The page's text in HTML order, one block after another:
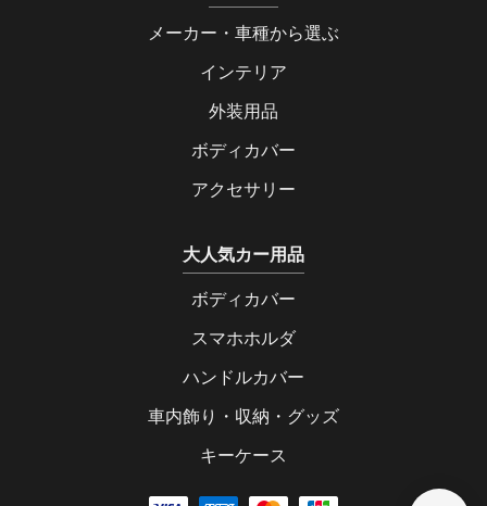
メーカー・車種から選ぶ
インテリア
外装用品
ボディカバー
アクセサリー
大人気カー用品
ボディカバー
スマホホルダ
ハンドルカバー
車内飾り・収納・グッズ
キーケース